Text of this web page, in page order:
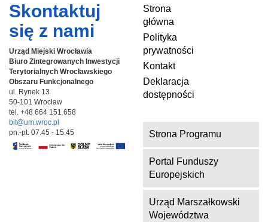
Skontaktuj
się z nami
Urząd Miejski Wrocławia
Biuro Zintegrowanych Inwestycji
Terytorialnych Wrocławskiego
Obszaru Funkcjonalnego
ul. Rynek 13
50-101 Wrocław
tel. +48 664 151 658
bit@um.wroc.pl
pn.-pt. 07.45 - 15.45
Strona
główna
Polityka
prywatności
Kontakt
Deklaracja
dostępności
Strona Programu
Portal Funduszy
Europejskich
Urząd Marszałkowski
Województwa